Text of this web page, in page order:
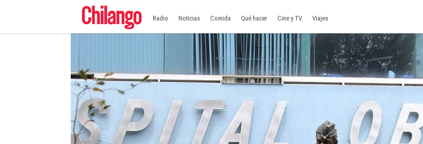
Radio Noticias Comida Qué hacer Cine y TV Viajes